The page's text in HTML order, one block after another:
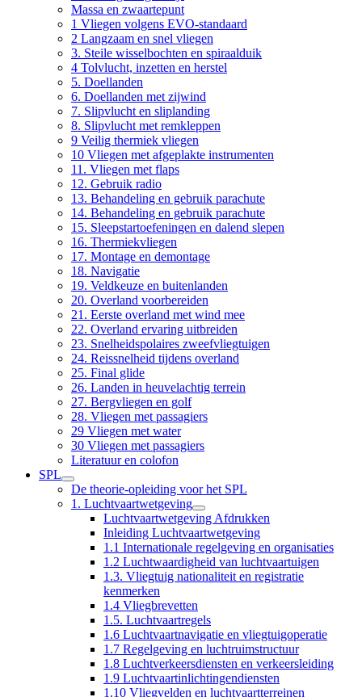
Massa en zwaartepunt
1 Vliegen volgens EVO-standaard
2 Langzaam en snel vliegen
3. Steile wisselbochten en spiraalduik
4 Tolvlucht, inzetten en herstel
5. Doellanden
6. Doellanden met zijwind
7. Slipvlucht en sliplanding
8. Slipvlucht met remkleppen
9 Veilig thermiek vliegen
10 Vliegen met afgeplakte instrumenten
11. Vliegen met flaps
12. Gebruik radio
13. Behandeling en gebruik parachute
14. Behandeling en gebruik parachute
15. Sleepstartoefeningen en dalend slepen
16. Thermiekvliegen
17. Montage en demontage
18. Navigatie
19. Veldkeuze en buitenlanden
20. Overland voorbereiden
21. Eerste overland met wind mee
22. Overland ervaring uitbreiden
23. Snelheidspolaires zweefvliegtuigen
24. Reissnelheid tijdens overland
25. Final glide
26. Landen in heuvelachtig terrein
27. Bergvliegen en golf
28. Vliegen met passagiers
29 Vliegen met water
30 Vliegen met passagiers
Literatuur en colofon
SPL
De theorie-opleiding voor het SPL
1. Luchtvaartwetgeving
Luchtvaartwetgeving Afdrukken
Inleiding Luchtvaartwetgeving
1.1 Internationale regelgeving en organisaties
1.2 Luchtwaardigheid van luchtvaartuigen
1.3. Vliegtuig nationaliteit en registratie
kenmerken
1.4 Vliegbrevetten
1.5. Luchtvaartregels
1.6 Luchtvaartnavigatie en vliegtuigoperatie
1.7 Regelgeving en luchtruimstructuur
1.8 Luchtverkeersdiensten en verkeersleiding
1.9 Luchtvaartinlichtingendiensten
1.10 Vliegvelden en luchtvaartterreinen